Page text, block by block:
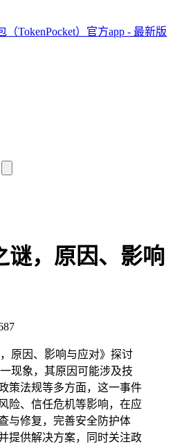
TokenPocket）官方app - 最新版
谜，原因、影响
原因、影响与应对》探讨
现象，其原因可能涉及技
策法规等多方面，这一事件
险、信任危机等影响，在应
与修复，完善安全防护体
提供解决方案，同时关注政